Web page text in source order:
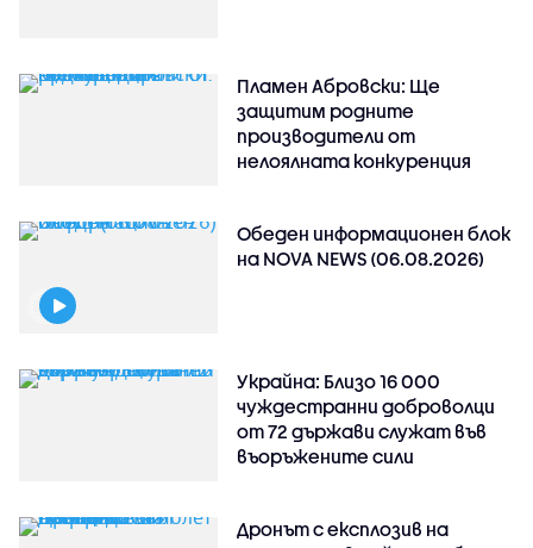
Пламен Абровски: Ще
защитим родните
производители от
нелоялната конкуренция
Обеден информационен блок
на NOVA NEWS (06.08.2026)
Украйна: Близо 16 000
чуждестранни доброволци
от 72 държави служат във
въоръжените сили
Дронът с експлозив на